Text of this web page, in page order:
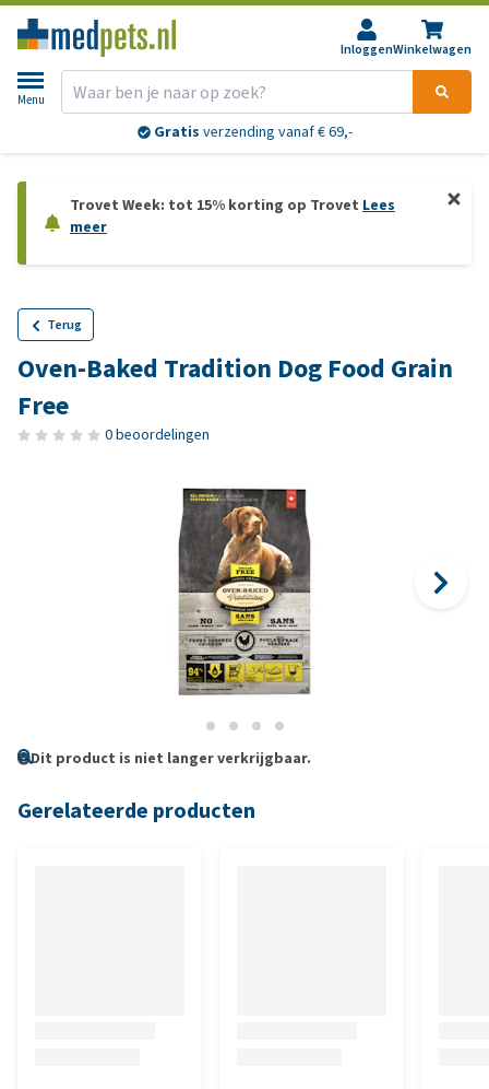
InloggenWinkelwagen
Menu
Gratis verzending vanaf € 69,-
Trovet Week: tot 15% korting op Trovet Lees
meer
Terug
Oven-Baked Tradition Dog Food Grain
Free
0 beoordelingen
Dit product is niet langer verkrijgbaar.
Gerelateerde producten